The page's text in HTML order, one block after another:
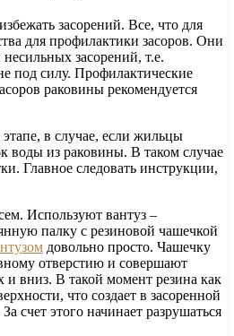
засорений. Все, что для
для профилактики засоров. Они
засорений, т.е.
под силу. Профилактические
раковины рекомендуется
этапе, в случае, если жильцы
воды из раковины. В таком случае
Главное следовать инструкции,
Используют вантуз –
палку с резиновой чашечкой
довольно просто. Чашечку
отверстию и совершают
вниз. В такой момент резина как
что создает в засоренной
счет этого начинает разрушаться